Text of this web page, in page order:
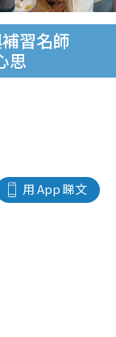
習名師
思
用 App 睇文